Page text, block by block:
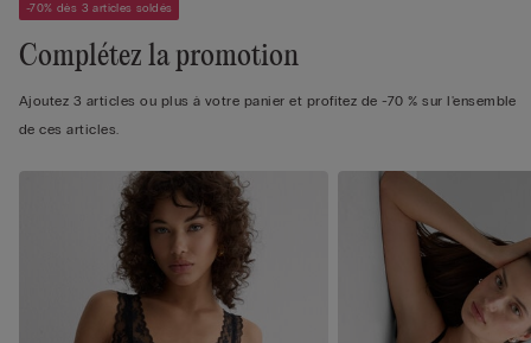
-70% dès 3 articles soldés
Complétez la promotion
Ajoutez 3 articles ou plus à votre panier et profitez de -70 % sur l'ensemble
de ces articles.